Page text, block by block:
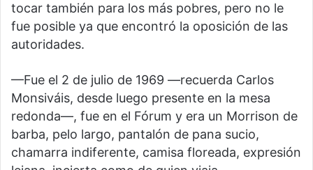
tocar también para los más pobres, pero no le
fue posible ya que encontró la oposición de las
autoridades.
—Fue el 2 de julio de 1969 —recuerda Carlos
Monsiváis, desde luego presente en la mesa
redonda—, fue en el Fórum y era un Morrison de
barba, pelo largo, pantalón de pana sucio,
chamarra indiferente, camisa floreada, expresión